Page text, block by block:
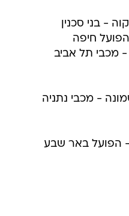
- מכבי תל אביב
קרית שמונה - מכבי נתניה